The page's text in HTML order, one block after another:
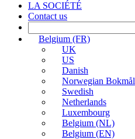
LA SOCIÉTÉ
Contact us
Belgium (FR)
UK
US
Danish
Norwegian Bokmål
Swedish
Netherlands
Luxembourg
Belgium (NL)
Belgium (EN)